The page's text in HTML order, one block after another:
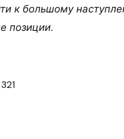
к большому
позиции.
321